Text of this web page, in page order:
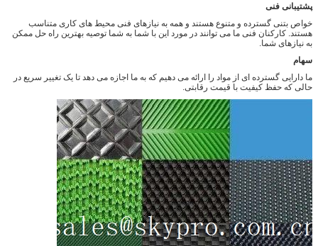
پشتیبانی فنی
خواص بتنی گسترده و متنوع هستند و همه به نیازهای فنی محیط های کاری متناسب
هستند. کارکنان فنی ما می توانند در مورد این با شما به شما توصیه بهترین راه حل ممکن
به نیازهای شما.
سهام
ما دارایی گسترده ای از مواد را ارائه می دهیم که به ما اجازه می دهد تا یک تغییر سریع در
حالی که حفظ کیفیت با قیمت رقابتی.